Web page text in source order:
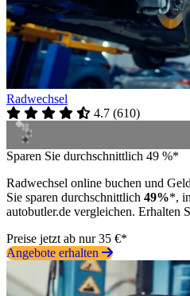
Radwechsel
4.7 (610)
Sparen Sie durchschnittlich 49 %*
Radwechsel online buchen und
Sie sparen durchschnittlich 49%*,
autobutler.de vergleichen. Erhalten
Preise jetzt ab nur 35 €*
Angebote erhalten